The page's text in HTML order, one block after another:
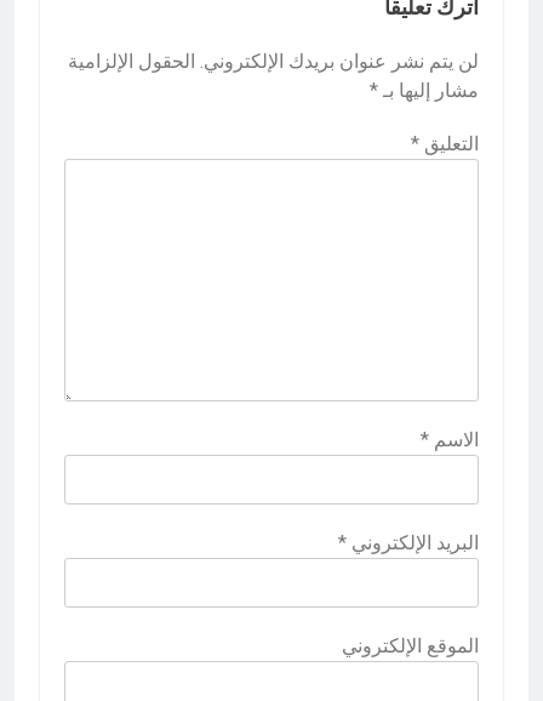
اترك تعليقاً
لن يتم نشر عنوان بريدك الإلكتروني. الحقول الإلزامية
مشار إليها بـ *
التعليق *
الاسم *
البريد الإلكتروني *
الموقع الإلكتروني